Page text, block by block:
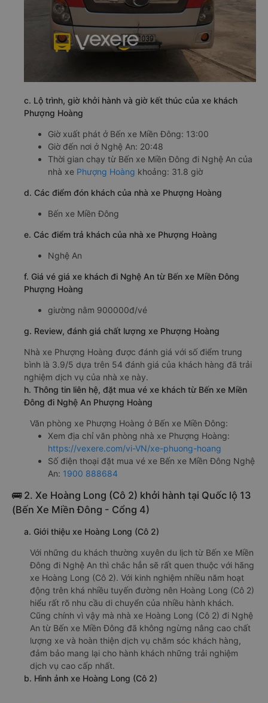
c. Lộ trình, giờ khởi hành và giờ kết thúc của xe khách
Phượng Hoàng
Giờ xuất phát ở Bến xe Miền Đông: 13:00
Giờ đến nơi ở Nghệ An: 20:48
Thời gian chạy từ Bến xe Miền Đông đi Nghệ An của
nhà xe Phượng Hoàng khoảng: 31.8 giờ
d. Các điểm đón khách của nhà xe Phượng Hoàng
Bến xe Miền Đông
e. Các điểm trả khách của nhà xe Phượng Hoàng
Nghệ An
f. Giá vé giá xe khách đi Nghệ An từ Bến xe Miền Đông
Phượng Hoàng
giường nằm 900000đ/vé
g. Review, đánh giá chất lượng xe Phượng Hoàng
Nhà xe Phượng Hoàng được đánh giá với số điểm trung
bình là 3.9/5 dựa trên 54 đánh giá của khách hàng đã trải
nghiệm dịch vụ của nhà xe này.
h. Thông tin liên hệ, đặt mua vé xe khách từ Bến xe Miền
Đông đi Nghệ An Phượng Hoàng
Văn phòng xe Phượng Hoàng ở Bến xe Miền Đông:
Xem địa chỉ văn phòng nhà xe Phượng Hoàng:
https://vexere.com/vi-VN/xe-phuong-hoang
Số điện thoại đặt mua vé xe Bến xe Miền Đông Nghệ
An: 1900 888684
🚌 2. Xe Hoàng Long (Cô 2) khởi hành tại Quốc lộ 13
(Bến Xe Miền Đông - Cổng 4)
a. Giới thiệu xe Hoàng Long (Cô 2)
Với những du khách thường xuyên du lịch từ Bến xe Miền
Đông đi Nghệ An thì chắc hẳn sẽ rất quen thuộc với hãng
xe Hoàng Long (Cô 2). Với kinh nghiệm nhiều năm hoạt
động trên khá nhiều tuyến đường nên Hoàng Long (Cô 2)
hiểu rất rõ nhu cầu di chuyển của nhiều hành khách.
Cũng chính vì vậy mà nhà xe Hoàng Long (Cô 2) đi Nghệ
An từ Bến xe Miền Đông đã không ngừng nâng cao chất
lượng xe và hoàn thiện dịch vụ chăm sóc khách hàng,
đảm bảo mang lại cho hành khách những trải nghiệm
dịch vụ cao cấp nhất.
b. Hình ảnh xe Hoàng Long (Cô 2)